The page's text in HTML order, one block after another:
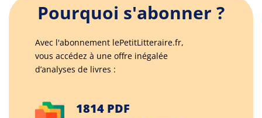
Pourquoi s'abonner ?
Avec l'abonnement lePetitLitteraire.fr,
vous accédez à une offre inégalée
d’analyses de livres :
1814 PDF